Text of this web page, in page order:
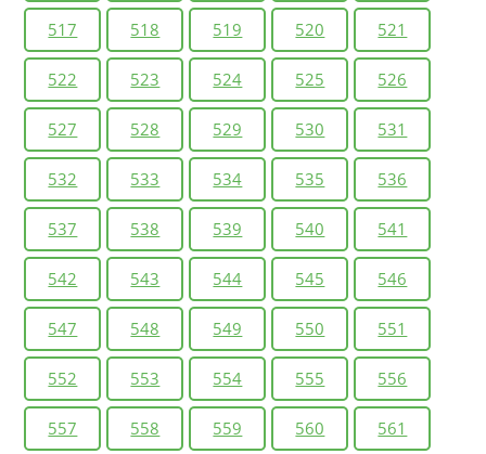
517 518 519 520 521
522 523 524 525 526
527 528 529 530 531
532 533 534 535 536
537 538 539 540 541
542 543 544 545 546
547 548 549 550 551
552 553 554 555 556
557 558 559 560 561